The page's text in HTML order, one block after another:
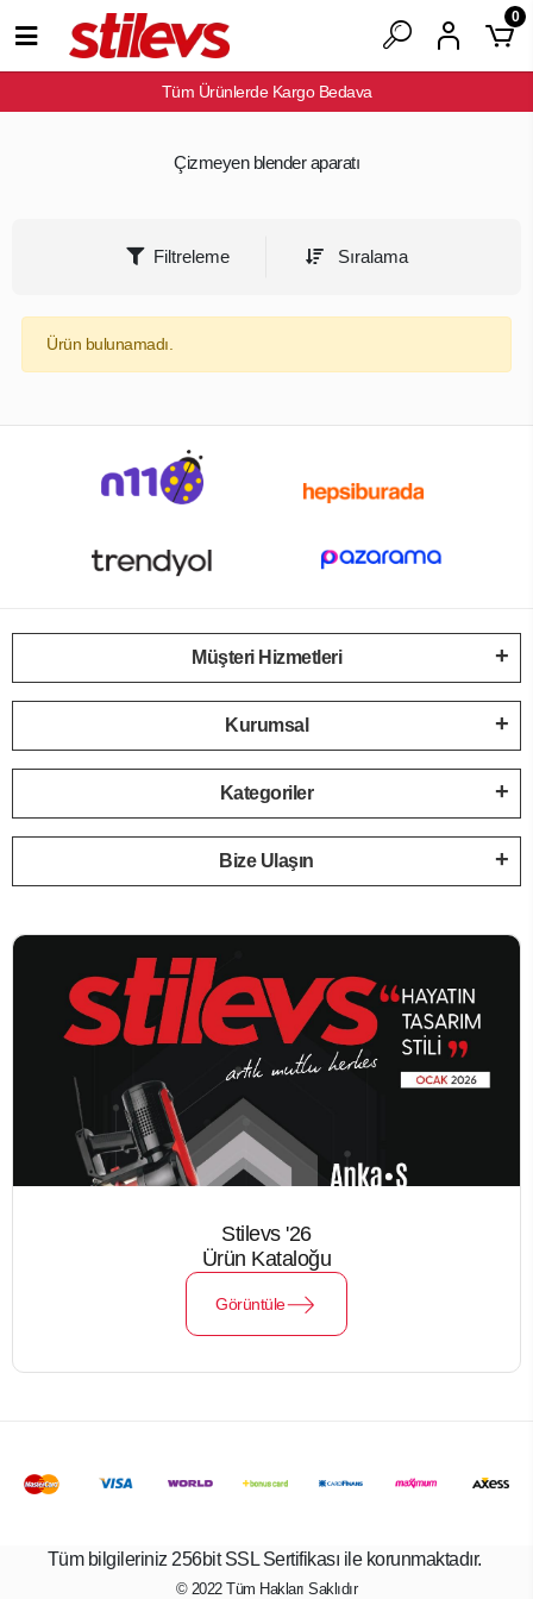
Tüm Ürünlerde Kargo Bedava
0
Çizmeyen blender aparatı
Filtreleme Sıralama
Ürün bulunamadı.
Müşteri Hizmetleri
Kurumsal
Kategoriler
Bize Ulaşın
Stilevs '26
Ürün Kataloğu
Görüntüle
Tüm bilgileriniz 256bit SSL Sertifikası ile korunmaktadır.
© 2022Tüm Hakları Saklıdır